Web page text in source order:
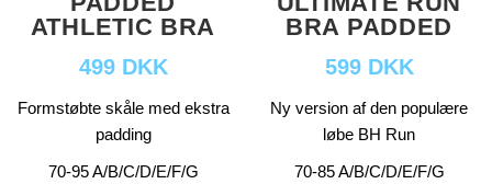
ATHLETIC BRA
499 DKK
Formstøbte skåle med ekstra
padding
70-95 A/B/C/D/E/F/G
BRA PADDED
599 DKK
Ny version af den populære
løbe BH Run
70-85 A/B/C/D/E/F/G